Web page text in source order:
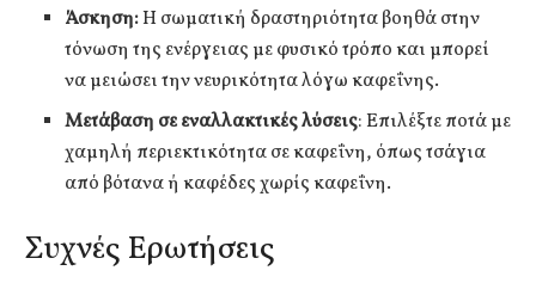
Άσκηση:Η σωματική δραστηριότητα βοηθά στην
τόνωση της ενέργειας με φυσικό τρόπο και μπορεί
να μειώσει την νευρικότητα λόγω καφεΐνης.
Μετάβαση σε εναλλακτικές λύσεις: Επιλέξτε ποτά με
χαμηλή περιεκτικότητα σε καφεΐνη, όπως τσάγια
από βότανα ή καφέδες χωρίς καφεΐνη.
Συχνές Ερωτήσεις